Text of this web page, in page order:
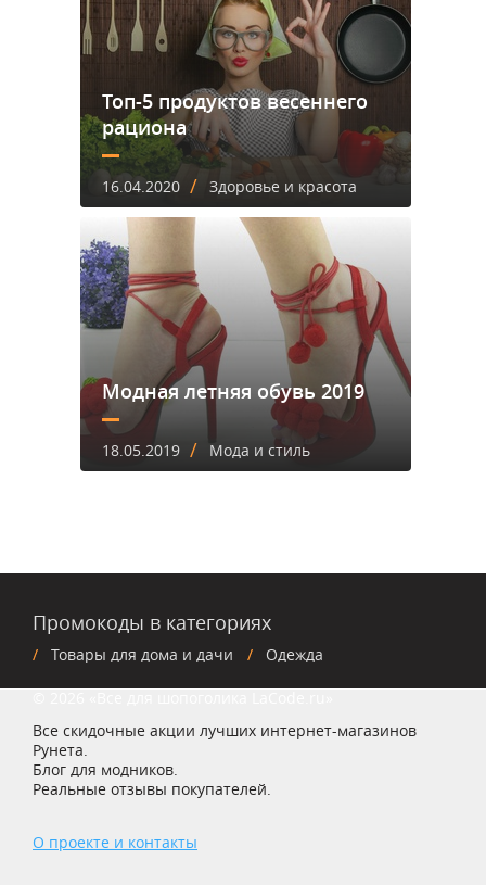
Топ-5 продуктов весеннего
рациона
16.04.2020 / Здоровье и красота
Модная летняя обувь 2019
18.05.2019 / Мода и стиль
Промокоды в категориях
Товары для дома и дачи Одежда
Все скидочные акции лучших интернет-магазинов
Рунета.
Блог для модников.
Реальные отзывы покупателей.
О проекте и контакты